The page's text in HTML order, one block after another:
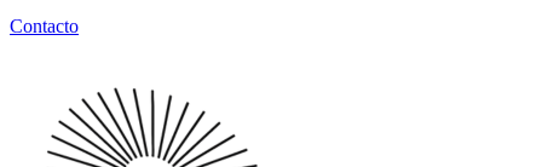
Contacto